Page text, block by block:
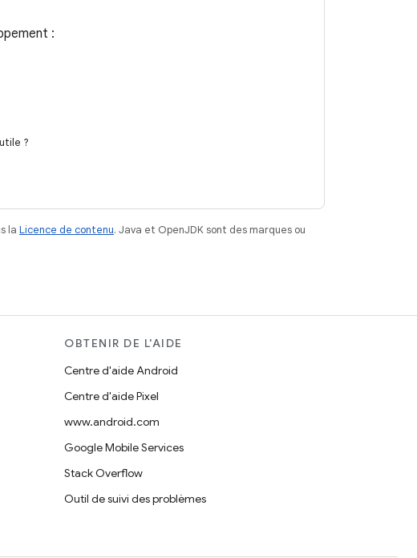
:
?
la Licence de contenu. Java et OpenJDK sont des marques ou
OBTENIR DE L'AIDE
Centre d'aide Android
Centre d'aide Pixel
www.android.com
Google Mobile Services
Stack Overflow
Outil de suivi des problèmes